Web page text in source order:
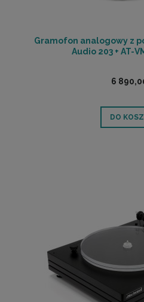
Gramofon analogowy z
Audio 203 + AT-
6
DO